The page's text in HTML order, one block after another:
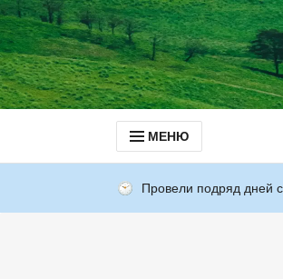
МЕНЮ
Провели подряд дней